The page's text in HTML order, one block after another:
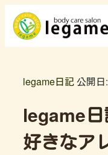
legame日記公開日:
legame
好きなア